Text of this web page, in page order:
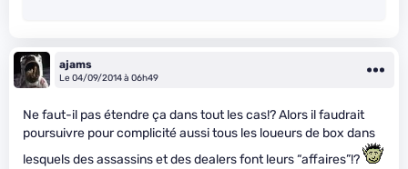
ajams
Le 04/09/2014 à 06h49
Ne faut-il pas étendre ça dans tout les cas!? Alors il faudrait
poursuivre pour complicité aussi tous les loueurs de box dans
lesquels des assassins et des dealers font leurs “affaires”!?